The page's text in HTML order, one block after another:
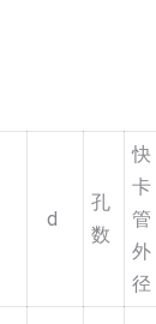
d
孔
数
快
卡
管
外
径